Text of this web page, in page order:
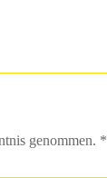
genommen. *